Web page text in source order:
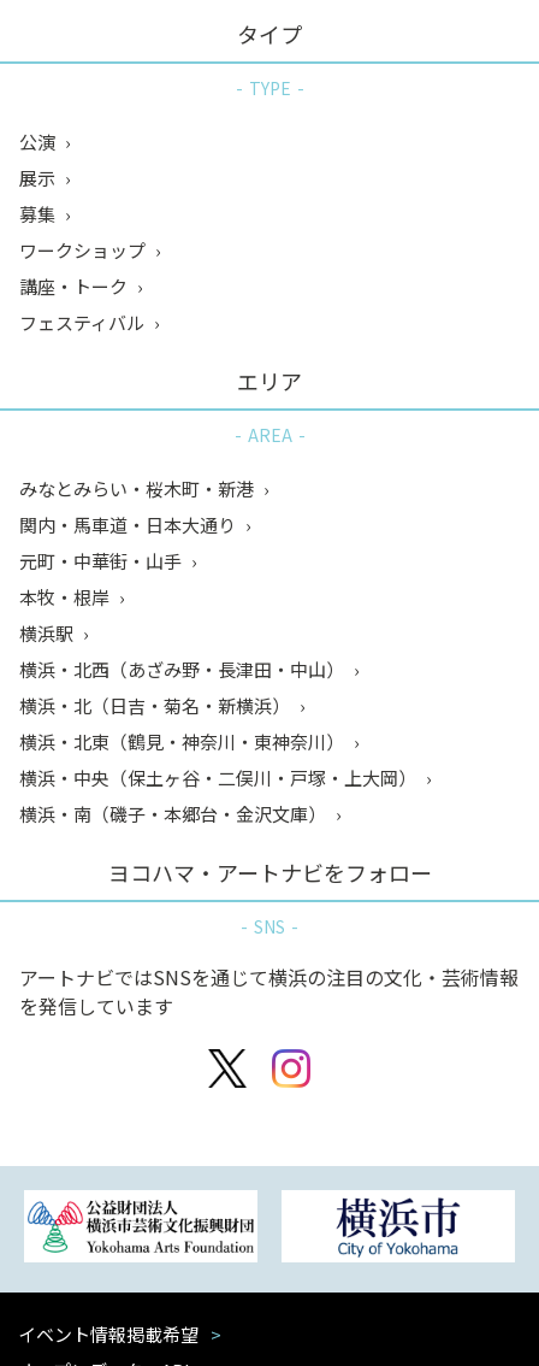
タイプ
TYPE
公演
展示
募集
ワークショップ
講座・トーク
フェスティバル
エリア
AREA
みなとみらい・桜木町・新港
関内・馬車道・日本大通り
元町・中華街・山手
本牧・根岸
横浜駅
横浜・北西（あざみ野・長津田・中山）
横浜・北（日吉・菊名・新横浜）
横浜・北東（鶴見・神奈川・東神奈川）
横浜・中央（保土ヶ谷・二俣川・戸塚・上大岡）
横浜・南（磯子・本郷台・金沢文庫）
ヨコハマ・アートナビをフォロー
SNS
アートナビではSNSを通じて横浜の注目の文化・芸術情報
を発信しています
イベント情報掲載希望